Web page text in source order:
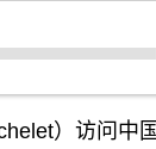
）访问中